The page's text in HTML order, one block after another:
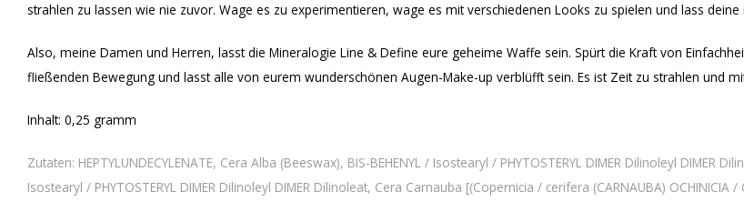
strahlen zu lassen wie nie zuvor. Wage es zu experimentieren, wage es mit verschiedenen Looks zu spielen und lass deine
Also, meine Damen und Herren, lasst die Mineralogie Line & Define eure geheime Waffe sein. Spürt die Kraft von
fließenden Bewegung und lasst alle von eurem wunderschönen Augen-Make-up verblüfft sein. Es ist Zeit zu strahlen und
Inhalt: 0,25 gramm
Zutaten: HEPTYLUNDECYLENATE, Cera Alba (Beeswax), BIS-BEHENYL / Isostearyl / PHYTOSTERYL DIMER Dilinoleyl DIMER
Isostearyl / PHYTOSTERYL DIMER Dilinoleyl DIMER Dilinoleat, Cera Carnauba [(Copernicia / cerifera (CARNAUBA) OCHINICIA /